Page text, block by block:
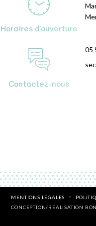
Horaires d'ouverture
Contactez-nous
05
MENTIONS LÉGALES
CONCEPTION/RÉALISATION